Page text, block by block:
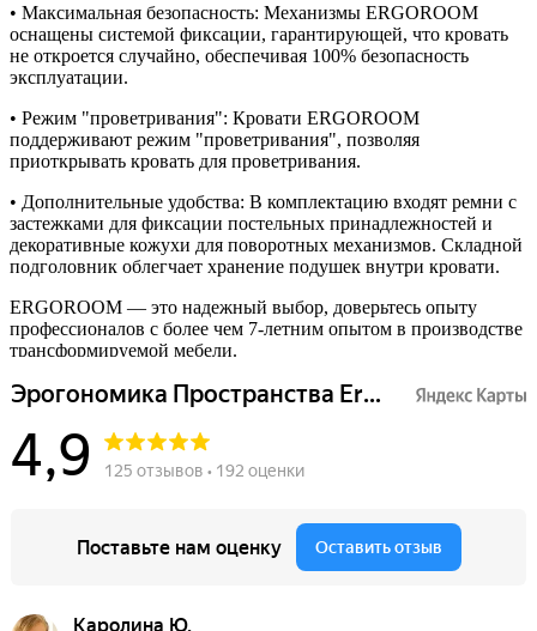
• Максимальная безопасность: Механизмы ERGOROOM
оснащены системой фиксации, гарантирующей, что кровать
не откроется случайно, обеспечивая 100% безопасность
эксплуатации.
• Режим "проветривания": Кровати ERGOROOM
поддерживают режим "проветривания", позволяя
приоткрывать кровать для проветривания.
• Дополнительные удобства: В комплектацию входят ремни с
застежками для фиксации постельных принадлежностей и
декоративные кожухи для поворотных механизмов. Складной
подголовник облегчает хранение подушек внутри кровати.
ERGOROOM — это надежный выбор, доверьтесь опыту
профессионалов с более чем 7-летним опытом в производстве
трансформируемой мебели.